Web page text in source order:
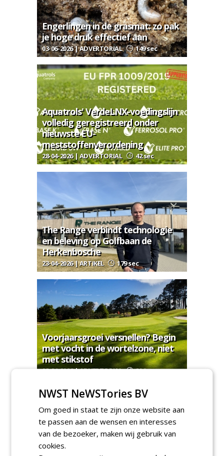
Engerlingen in de grasmat: zo pak
je hoge druk effectief aan
03-06-2026 | ADVERTORIAL 149 sec
Aquatrols' VerdeLNX-voedingslijn
volledig geregistreerd onder
nieuwste EU-
meststoffenverordening
28-04-2026 | ADVERTORIAL 42 sec
The Range verbindt technologie
en beleving op Golfbaan de
Herkenbosche
23-04-2026 | ARTIKEL 179 sec
Voorjaarsgroei versnellen? Begin
met vocht in de wortelzone, niet
met stikstof
08-04-2026 | ADVERTORIAL 214 sec
MEER PRODUCTNIEUWS
Regelgeving & juridisch
NWST NeWSTories BV
Om goed in staat te zijn onze website aan
te passen aan de wensen en interesses
van de bezoeker, maken wij gebruik van
cookies.